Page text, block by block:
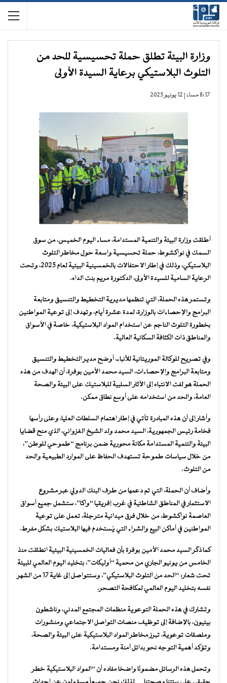
وزارة البيئة تطلق حملة تحسيسية للحد من
التلوث البلاستيكي برعاية السيدة الأولى
8:17 مساءً | 12 يونيو 2025
أطلقت وزارة البيئة والتنمية المستدامة، مساء اليوم الخميس، من سوق
السمك في نواكشوط، حملة تحسيسية واسعة حول مخاطر التلوث
البلاستيكي، وذلك في إطار الاحتفالات بالخمسينية البيئية لعام 2025، وتحت
الرعاية السامية للسيدة الأولى، الدكتورة مريم بنت الداه.
وتستمر هذه الحملة، التي تنظمها مديرية التخطيط والتنسيق ومتابعة
البرامج والإحصاءات بالوزارة، لمدة عشرة أيام، وتهدف إلى توعية المواطنين
بخطورة التلوث الناجم عن استخدام المواد البلاستيكية، خاصة في الأسواق
والمناطق ذات الكثافة السكانية العالية.
وفي تصريح للوكالة الموريتانية للأنباء، أوضح مدير التخطيط والتنسيق
ومتابعة البرامج والإحصاءات، السيد محمد الأمين بوفرة، أن الهدف من هذه
الحملة هو لفت الانتباه إلى الآثار السلبية للبلاستيك على البيئة والصحة
العامة، والحد من استخدامه على أوسع نطاق ممكن.
وأشار إلى أن هذه المبادرة تأتي في إطار اهتمام السلطات العليا، وعلى رأسها
فخامة رئيس الجمهورية، السيد محمد ولد الشيخ الغزواني، الذي منح قضايا
البيئة والتنمية المستدامة مكانة محورية ضمن برنامج “طموحي للوطن”،
من خلال سياسات طموحة تستهدف الحفاظ على الموارد الطبيعية والحد
من التلوث.
وأضاف أن الحملة، التي تم دعمها من طرف البنك الدولي عبر مشروع
الاستثمار في المناطق الشاطئية في غرب إفريقيا “واكا”، ستشمل جميع أسواق
العاصمة نواكشوط، من خلال فرق ميدانية مترجلة، تعمل على توعية
المواطنين في أماكن البيع والشراء التي يُستخدم فيها البلاستيك بشكل مفرط.
كما ذكّر السيد محمد الأمين بوفرة بأن فعاليات الخمسينية البيئية انطلقت منذ
الخامس من يونيو الجاري من محمية “أوليكات”، بتخليد اليوم العالمي للبيئة
تحت شعار: “الحد من التلوث البلاستيكي”، وستتواصل إلى غاية 17 من الشهر
نفسه بتخليد اليوم العالمي لمكافحة التصحر.
وتشارك في هذه الحملة التوعوية منظمات المجتمع المدني، وناشطون
بيئيون، بالإضافة إلى توظيف منصات التواصل الاجتماعي ومنشورات
وملصقات توعوية، تبرز مخاطر المواد البلاستيكية على البيئة والصحة،
وتؤكد أهمية التوجه نحو بدائل آمنة ومستدامة.
وتحمل هذه الرسائل مضمونًا واضحًا مفاده أن “المواد البلاستيكية خطر